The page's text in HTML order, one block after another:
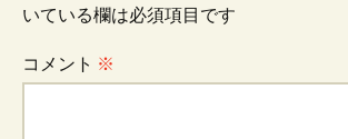
ビ
ゲ
いている欄は必須項目です
コメント ※